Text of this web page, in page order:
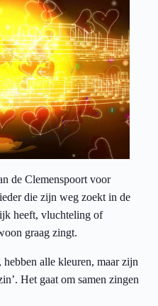
de Clemenspoort voor
die zijn weg zoekt in de
heeft, vluchteling of
graag zingt.
alle kleuren, maar zijn
Het gaat om samen zingen